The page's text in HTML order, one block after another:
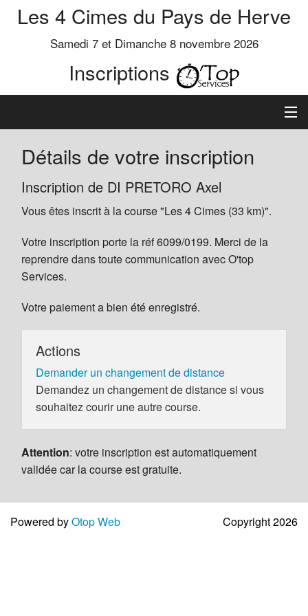
Les 4 Cimes du Pays de Herve
Samedi 7 et Dimanche 8 novembre 2026
Inscriptions
Inscription
Préinscrits
Informations
Détails de votre inscription
Inscription de DI PRETORO Axel
Vous êtes inscrit à la course "Les 4 Cimes (33 km)".
Votre inscription porte la réf 6099/0199. Merci de la
reprendre dans toute communication avec O'top
Services.
Votre paiement a bien été enregistré.
Actions
Demander un changement de distance
Demandez un changement de distance si vous
souhaitez courir une autre course.
Attention: votre inscription est automatiquement
validée car la course est gratuite.
Powered byOtop Web Copyright 2026